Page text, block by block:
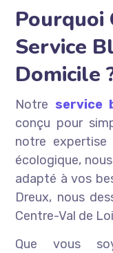
Pourquoi
Service
Domicile
Notre service
conçu pour
notre
écologique,
adapté à vos
Dreux, nous
Centre-Val de
Que vous